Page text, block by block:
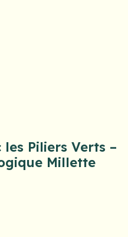
Piliers Verts –
Millette